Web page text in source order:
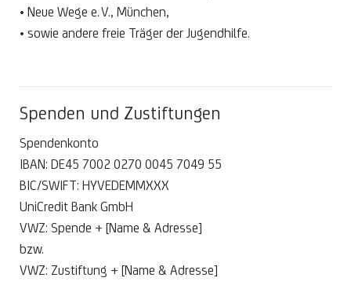
• Neue Wege e. V., München,
• sowie andere freie Träger der Jugendhilfe.
Spenden und Zustiftungen
Spendenkonto
IBAN: DE45 7002 0270 0045 7049 55
BIC/SWIFT: HYVEDEMMXXX
UniCredit Bank GmbH
VWZ: Spende + [Name & Adresse]
bzw.
VWZ: Zustiftung + [Name & Adresse]